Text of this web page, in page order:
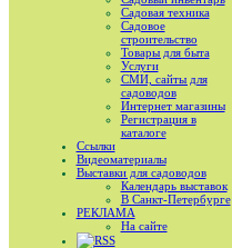
Садовая техника
Садовое
строительство
Товары для быта
Услуги
СМИ, сайты для
садоводов
Интернет магазины
Регистрация в
каталоге
Ссылки
Видеоматериалы
Выставки для садоводов
Календарь выставок
В Санкт-Петербурге
РЕКЛАМА
На сайте
RSS